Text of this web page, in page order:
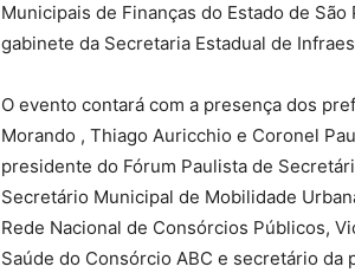
Municipais de Finanças do Estado de
gabinete da Secretaria Estadual de
O evento contará com a presença dos
Morando , Thiago Auricchio e Coronel
presidente do Fórum Paulista de
Secretário Municipal de Mobilidade
Rede Nacional de Consórcios Públicos,
Saúde do Consórcio ABC e secretário da